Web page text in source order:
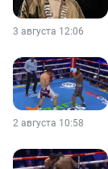
3 августа 12:06
2 августа 10:58